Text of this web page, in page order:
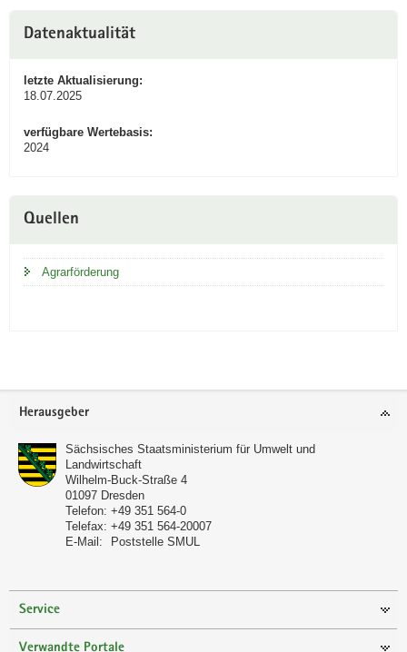
Datenaktualität
letzte Aktualisierung:
18.07.2025
verfügbare Wertebasis:
2024
Quellen
Agrarförderung
Footer-
Herausgeber
Sächsisches Staatsministerium für Umwelt und
Landwirtschaft
Wilhelm-Buck-Straße 4
01097 Dresden
Telefon: +49 351 564-0
Telefax: +49 351 564-20007
E-Mail:
Poststelle SMUL
Service
Verwandte Portale